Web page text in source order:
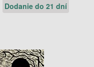
Dodanie do 21 dní